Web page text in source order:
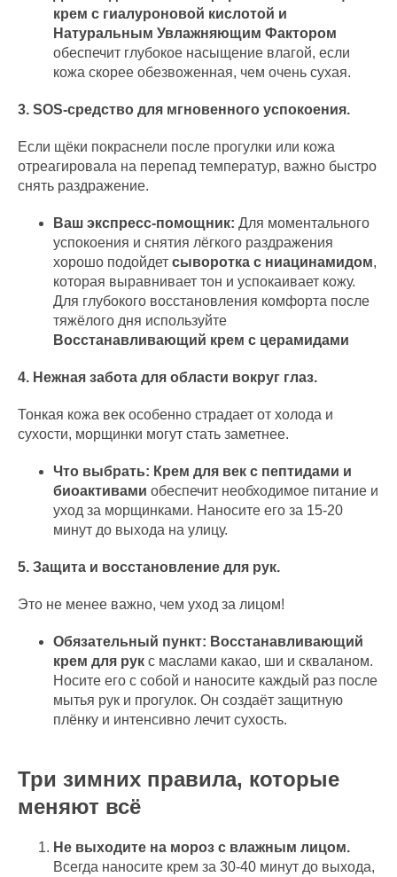
крем с гиалуроновой кислотой и
Натуральным Увлажняющим Фактором
обеспечит глубокое насыщение влагой, если
кожа скорее обезвоженная, чем очень сухая.
3. SOS-средство для мгновенного успокоения.
Если щёки покраснели после прогулки или кожа
отреагировала на перепад температур, важно быстро
снять раздражение.
Ваш экспресс-помощник: Для моментального
успокоения и снятия лёгкого раздражения
хорошо подойдет сыворотка с ниацинамидом,
которая выравнивает тон и успокаивает кожу.
Для глубокого восстановления комфорта после
тяжёлого дня используйте
Восстанавливающий крем с церамидами
4. Нежная забота для области вокруг глаз.
Тонкая кожа век особенно страдает от холода и
сухости, морщинки могут стать заметнее.
Что выбрать: Крем для век с пептидами и
биоактивами обеспечит необходимое питание и
уход за морщинками. Наносите его за 15-20
минут до выхода на улицу.
5. Защита и восстановление для рук.
Это не менее важно, чем уход за лицом!
Обязательный пункт: Восстанавливающий
крем для рук с маслами какао, ши и скваланом.
Носите его с собой и наносите каждый раз после
мытья рук и прогулок. Он создаёт защитную
плёнку и интенсивно лечит сухость.
Три зимних правила, которые
меняют всё
Не выходите на мороз с влажным лицом.
Всегда наносите крем за 30-40 минут до выхода,